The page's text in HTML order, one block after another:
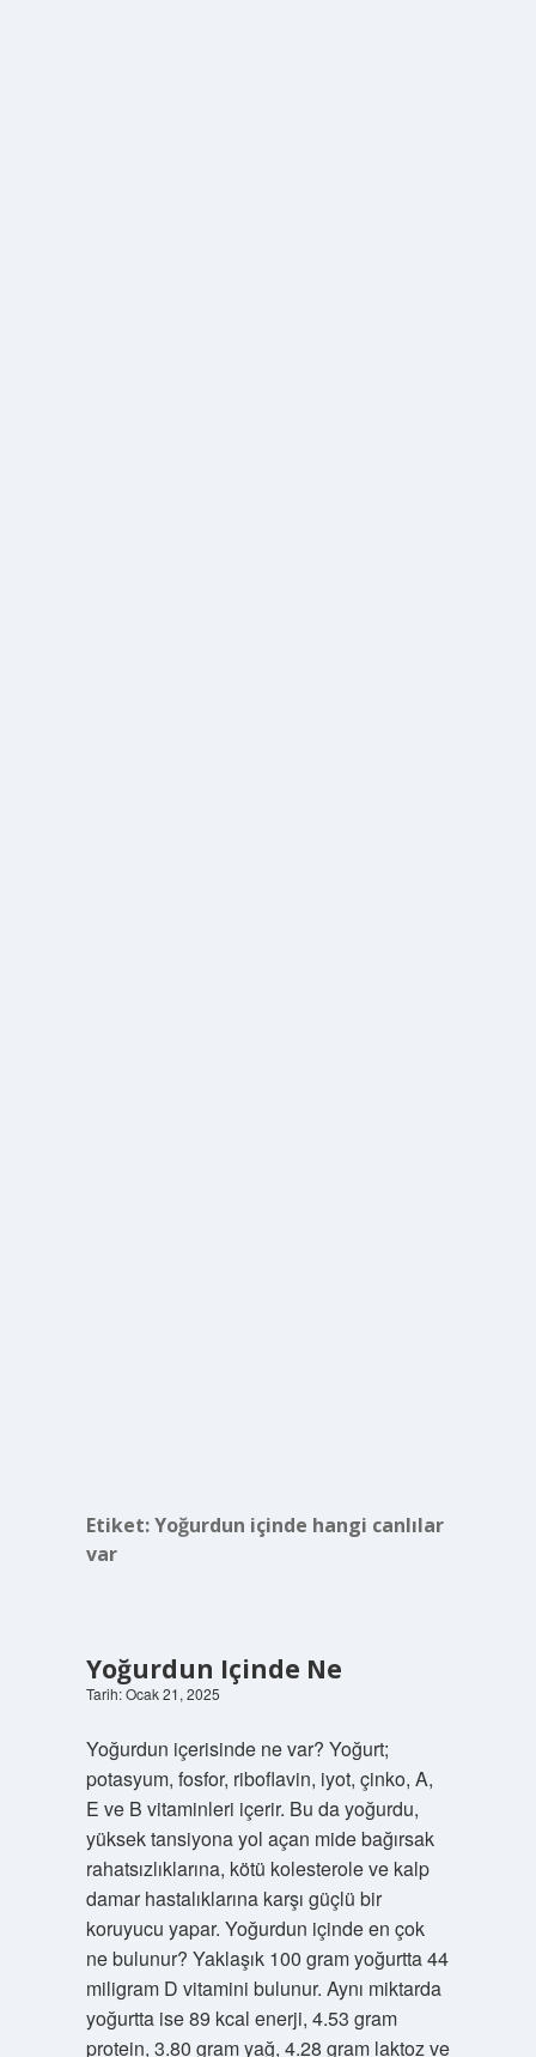
Etiket:Yoğurdun içinde hangi canlılar
var
Yoğurdun Içinde Ne
Tarih: Ocak 21, 2025
Yoğurdun içerisinde ne var? Yoğurt;
potasyum, fosfor, riboflavin, iyot, çinko, A,
E ve B vitaminleri içerir. Bu da yoğurdu,
yüksek tansiyona yol açan mide bağırsak
rahatsızlıklarına, kötü kolesterole ve kalp
damar hastalıklarına karşı güçlü bir
koruyucu yapar. Yoğurdun içinde en çok
ne bulunur? Yaklaşık 100 gram yoğurtta 44
miligram D vitamini bulunur. Aynı miktarda
yoğurtta ise 89 kcal enerji, 4.53 gram
protein, 3.80 gram yağ, 4.28 gram laktoz ve